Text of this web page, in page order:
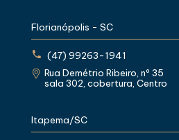
Florianópolis - SC
(47) 99263-1941
Rua Demétrio Ribeiro, nº 35
sala 302, cobertura, Centro
Itapema/SC